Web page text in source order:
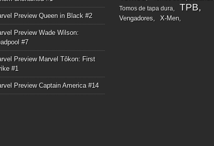
Preview Queen in Black #2
Preview Wade Wilson:
#7
Preview Marvel Tôkon: First
#1
Preview Captain America #14
Tomos de tapa dura
TPB
Vengadores X-Men